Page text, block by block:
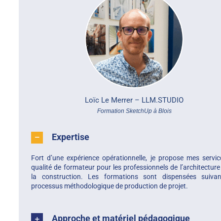
Loïc Le Merrer – LLM.STUDIO
Formation SketchUp à Blois
Expertise
Fort d’une expérience opérationnelle, je propose mes
qualité de formateur pour les professionnels de
la construction. Les formations sont dispensées
processus méthodologique de production de projet.
Approche et matériel pédagogique